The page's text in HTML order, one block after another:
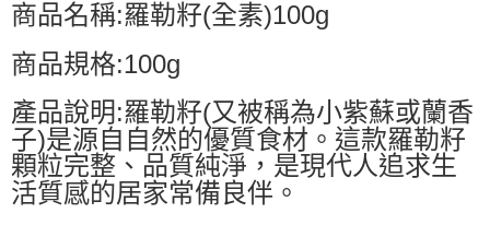
商品名稱:羅勒籽(全素)100g
商品規格:100g
產品說明:羅勒籽(又被稱為小紫蘇或蘭香
子)是源自自然的優質食材。這款羅勒籽
顆粒完整、品質純淨，是現代人追求生
活質感的居家常備良伴。